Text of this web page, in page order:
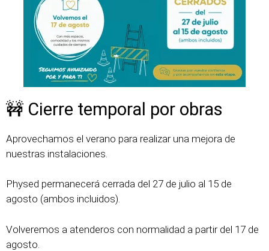
🚧 Cierre temporal por obras
Aprovechamos el verano para realizar una mejora de
nuestras instalaciones.
Physed permanecerá cerrada del 27 de julio al 15 de
agosto (ambos incluidos).
Volveremos a atenderos con normalidad a partir del 17 de
agosto.